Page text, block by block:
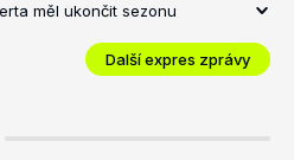
měl ukončit sezonu
Další expres zprávy